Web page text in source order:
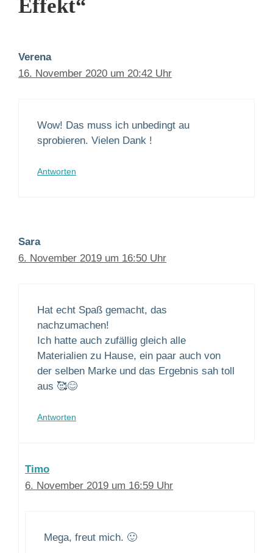
Effekt“
Verena
16. November 2020 um 20:42 Uhr
Wow! Das muss ich unbedingt au
sprobieren. Vielen Dank !
Antworten
Sara
6. November 2019 um 16:50 Uhr
Hat echt Spaß gemacht, das
nachzumachen!
Ich hatte auch zufällig gleich alle
Materialien zu Hause, ein paar auch von
der selben Marke und das Ergebnis sah toll
aus 🥰😊
Antworten
Timo
6. November 2019 um 16:59 Uhr
Mega, freut mich. 🙂